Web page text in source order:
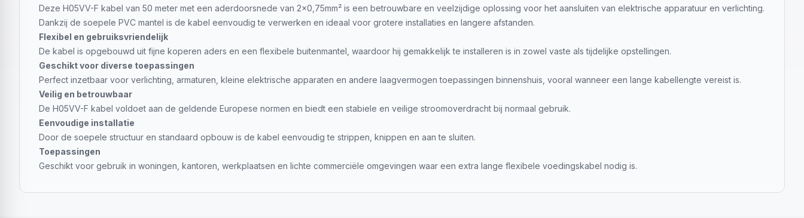
Deze H05VV-F kabel van 50 meter met een aderdoorsnede van 2x0,75mm² is een betrouwbare en veelzijdige oplossing voor het aansluiten van elektrische apparatuur en verlichting.
Dankzij de soepele PVC mantel is de kabel eenvoudig te verwerken en ideaal voor grotere installaties en langere afstanden.
Flexibel en gebruiksvriendelijk
De kabel is opgebouwd uit fijne koperen aders en een flexibele buitenmantel, waardoor hij gemakkelijk te installeren is in zowel vaste als tijdelijke opstellingen.
Geschikt voor diverse toepassingen
Perfect inzetbaar voor verlichting, armaturen, kleine elektrische apparaten en andere laagvermogen toepassingen binnenshuis, vooral wanneer een lange kabellengte vereist is.
Veilig en betrouwbaar
De H05VV-F kabel voldoet aan de geldende Europese normen en biedt een stabiele en veilige stroomoverdracht bij normaal gebruik.
Eenvoudige installatie
Door de soepele structuur en standaard opbouw is de kabel eenvoudig te strippen, knippen en aan te sluiten.
Toepassingen
Geschikt voor gebruik in woningen, kantoren, werkplaatsen en lichte commerciële omgevingen waar een extra lange flexibele voedingskabel nodig is.